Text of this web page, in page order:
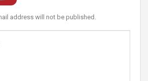
address will not be published.